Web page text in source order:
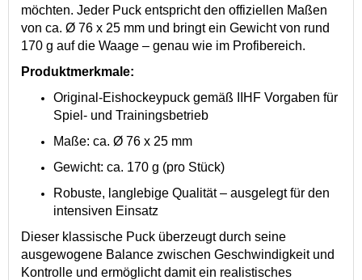
möchten. Jeder Puck entspricht den offiziellen Maßen
von ca. Ø 76 x 25 mm und bringt ein Gewicht von rund
170 g auf die Waage – genau wie im Profibereich.
Produktmerkmale:
Original-Eishockeypuck gemäß IIHF Vorgaben für
Spiel- und Trainingsbetrieb
Maße: ca. Ø 76 x 25 mm
Gewicht: ca. 170 g (pro Stück)
Robuste, langlebige Qualität – ausgelegt für den
intensiven Einsatz
Dieser klassische Puck überzeugt durch seine
ausgewogene Balance zwischen Geschwindigkeit und
Kontrolle und ermöglicht damit ein realistisches